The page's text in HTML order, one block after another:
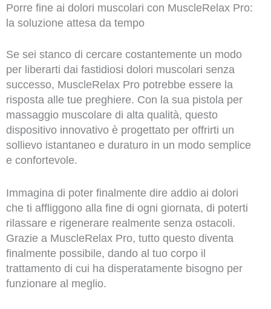
Porre fine ai dolori muscolari con MuscleRelax Pro:
la soluzione attesa da tempo
Se sei stanco di cercare costantemente un modo
per liberarti dai fastidiosi dolori muscolari senza
successo, MuscleRelax Pro potrebbe essere la
risposta alle tue preghiere. Con la sua pistola per
massaggio muscolare di alta qualità, questo
dispositivo innovativo è progettato per offrirti un
sollievo istantaneo e duraturo in un modo semplice
e confortevole.
Immagina di poter finalmente dire addio ai dolori
che ti affliggono alla fine di ogni giornata, di poterti
rilassare e rigenerare realmente senza ostacoli.
Grazie a MuscleRelax Pro, tutto questo diventa
finalmente possibile, dando al tuo corpo il
trattamento di cui ha disperatamente bisogno per
funzionare al meglio.